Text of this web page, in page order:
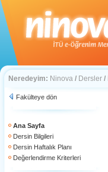
Neredeyim: Ninova / Dersler /
Fakülteye dön
Ana Sayfa
Dersin Bilgileri
Dersin Haftalık Planı
Değerlendirme Kriterleri